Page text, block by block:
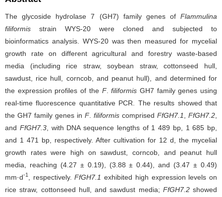
The glycoside hydrolase 7 (GH7) family genes of Flammulina
filiformis strain WYS-20 were cloned and subjected to
bioinformatics analysis. WYS-20 was then measured for mycelial
growth rate on different agricultural and forestry waste-based
media (including rice straw, soybean straw, cottonseed hull,
sawdust, rice hull, corncob, and peanut hull), and determined for
the expression profiles of the F.filiformis GH7 family genes using
real-time fluorescence quantitative PCR. The results showed that
the GH7 family genes in F filiformis comprised FfGH7.1 FfGH7.2
and FfGH7.3, with DNA sequence lengths of 1 489 bp, 1 685 bp,
and 1 471 bp, respectively. After cultivation for 12 d, the mycelial
growth rates were high on sawdust, corncob, and peanut hull
media, reaching (4.27 ± 0.19), (3.88 ± 0.44), and (3.47 ± 0.49)
mm·d-1 , respectively.FfGH7.1 exhibited high expression levels on
rice straw, cottonseed hull, and sawdust media; FfGH7.2showed